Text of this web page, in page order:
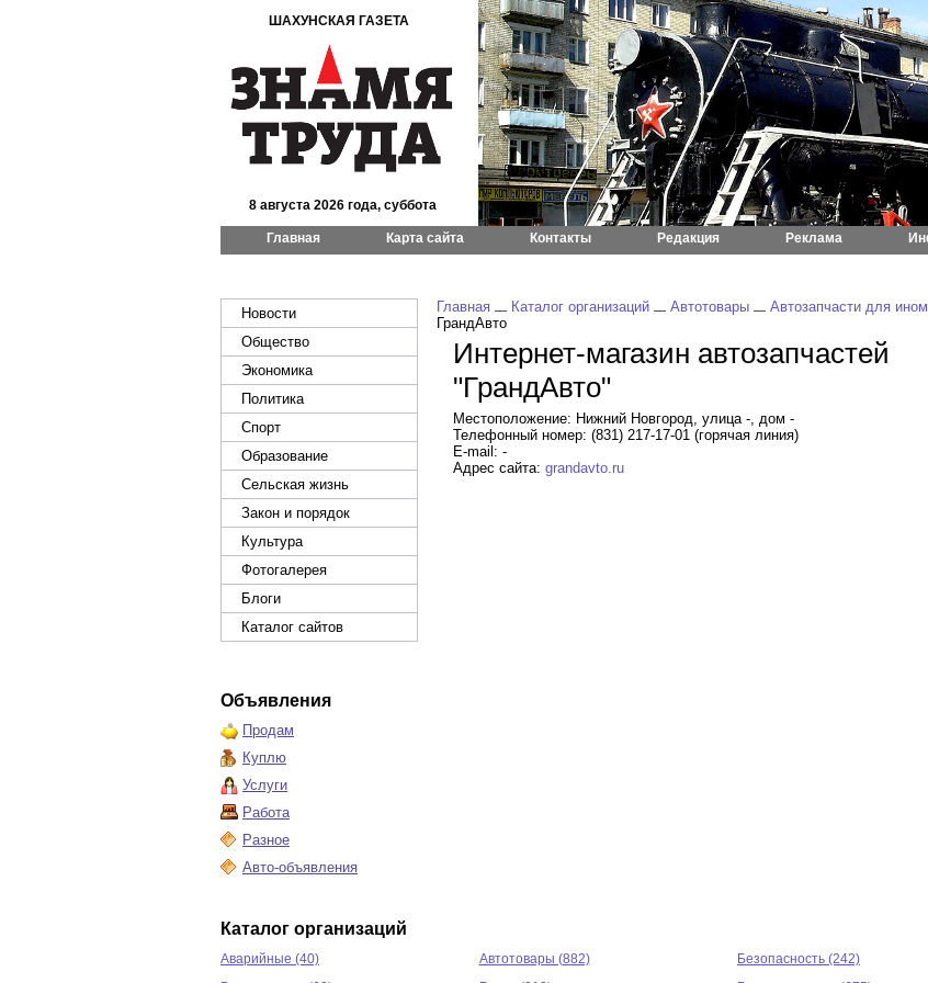
ШАХУНСКАЯ ГАЗЕТА
8 августа 2026 года, суббота
Главная Карта сайта Контакты Редакция Реклама
Новости
Общество
Экономика
Политика
Спорт
Образование
Сельская жизнь
Закон и порядок
Культура
Фотогалерея
Блоги
Каталог сайтов
Объявления
Продам
Куплю
Услуги
Работа
Разное
Авто-объявления
Главная Каталог организаций Автотовары
Автозапчасти для
ГрандАвто
Интернет-магазин автозапчастей
"ГрандАвто"
Местоположение: Нижний Новгород, улица -, дом -
Телефонный номер: (831) 217-17-01 (горячая линия)
E-mail: -
Адрес сайта: grandavto.ru
Каталог организаций
Аварийные (40) Автотовары (882) Безопасность (242)